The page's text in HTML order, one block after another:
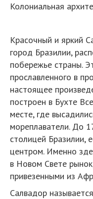
Колониальная
Красочный и яркий
город Бразилии,
побережье страны.
прославленного в
настоящее
построен в Бухте
месте, где
мореплаватели. До
столицей Бразилии,
центром. Именно
в Новом Свете
привезенными из
Салвадор